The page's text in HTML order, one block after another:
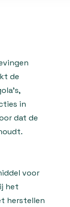
de
in
dat de
voor
het
herstellen